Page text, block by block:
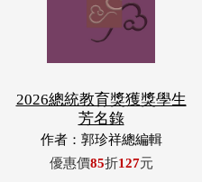
2026總統教育獎獲獎學生
芳名錄
作者：郭珍祥總編輯
優惠價85折127元